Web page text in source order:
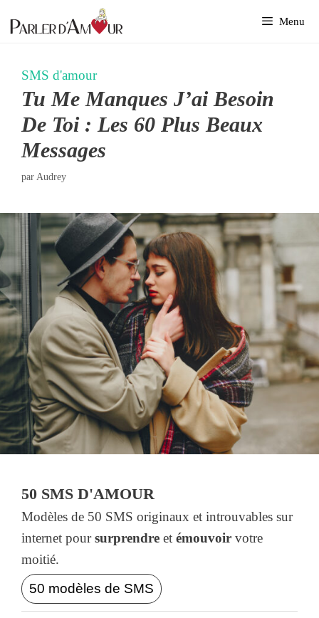
au
Menu
SMS d'amour
Tu Me Manques J’ai Besoin
De Toi : Les 60 Plus Beaux
Messages
par Audrey
50 SMS D'AMOUR
Modèles de 50 SMS originaux et introuvables sur
internet poursurprendre et émouvoir votre
moitié.
50 modèles de SMS